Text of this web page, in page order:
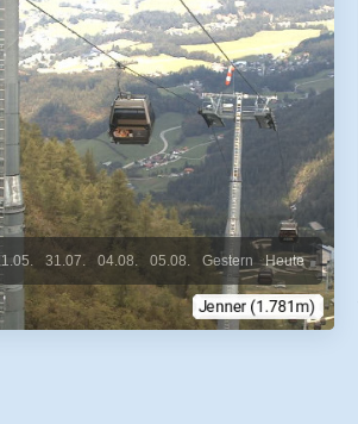
Heute
Gestern
05.08.
04.08.
31.07.